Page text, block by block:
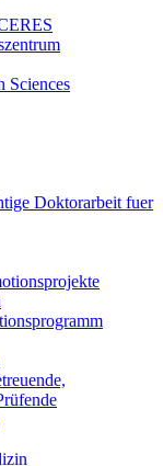
Sciences
Doktorarbeit fuer